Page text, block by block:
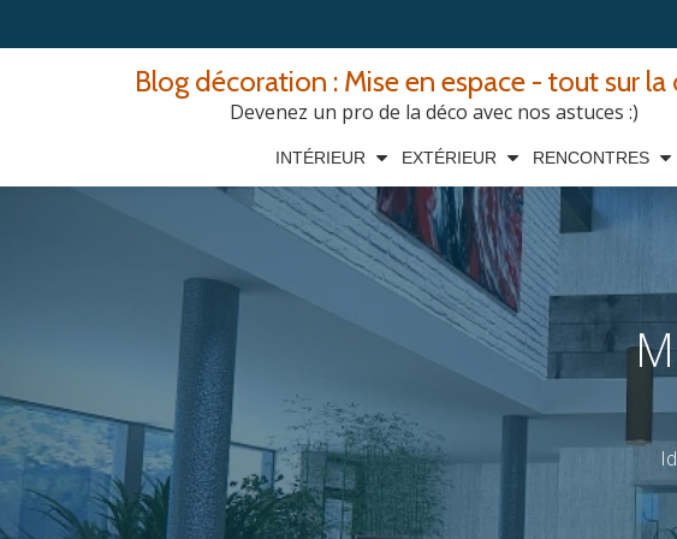
Blog décoration : Mise en espace - tout sur la
Devenez un pro de la déco avec nos astuces :)
INTÉRIEUR EXTÉRIEUR RENCONTRES